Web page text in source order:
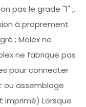
pas le grade "1" ;.
à proprement
; Molex ne
ne fabrique pas
pour connecter
ou assemblage
Lorsque